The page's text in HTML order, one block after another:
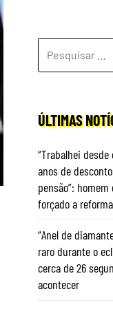
POR:
ÚLTIMAS
“Trabalhei desde
anos de
pensão”:
forçado a
“Anel de
raro durante o
cerca de 26
acontecer